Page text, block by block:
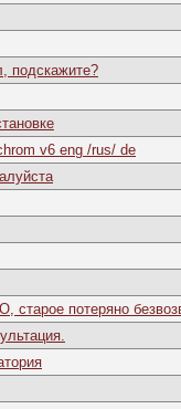
подскажите?
v6 eng /rus/ de
потеряно